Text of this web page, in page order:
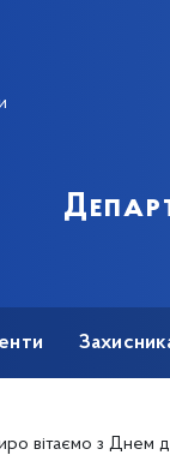
вітаємо з Днем державної служби